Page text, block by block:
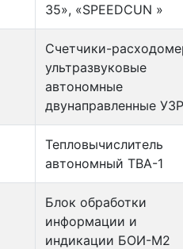
35», «SPEEDCUN »
Счетчики-
ультразвуковые
автономные
двунаправленные
Тепловычислитель
автономный ТВА-1
Блок обработки
информации и
индикации БОИ-М2